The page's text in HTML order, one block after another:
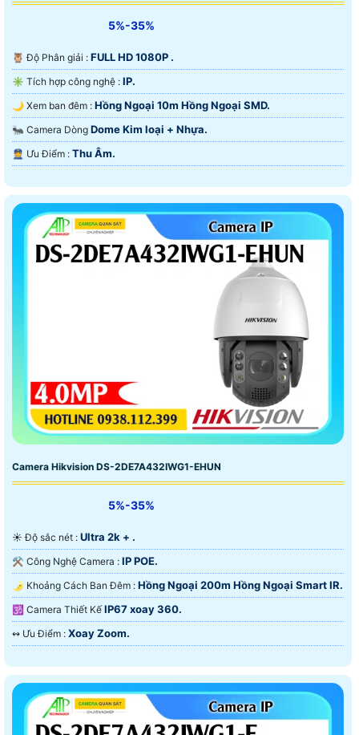
5%-35%
🦉 Độ Phân giải : FULL HD 1080P .
✳️ Tích hợp công nghệ : IP.
🌙 Xem ban đêm : Hồng Ngoại 10m Hồng Ngoại SMD.
🐜 Camera Dòng Dome Kim loại + Nhựa.
️👮 Ưu Điểm : Thu Âm.
Camera Hikvision DS-2DE7A432IWG1-EHUN
5%-35%
☀️ Độ sắc nét : Ultra 2k + .
⚒ Công Nghệ Camera : IP POE.
🌛 Khoảng Cách Ban Đêm : Hồng Ngoại 200m Hồng Ngoại Smart IR.
🕉️ Camera Thiết Kế IP67 xoay 360.
️↭ Ưu Điểm : Xoay Zoom.